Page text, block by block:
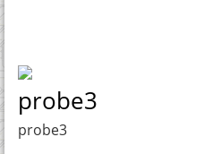
probe3
probe3